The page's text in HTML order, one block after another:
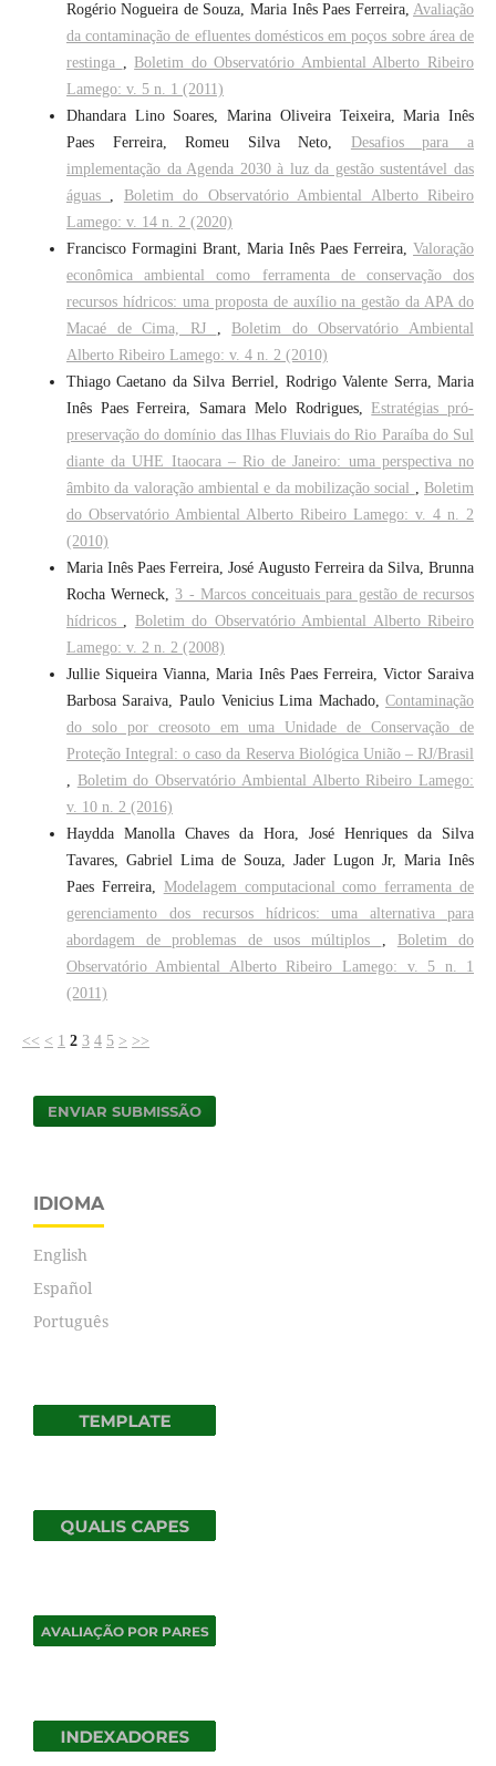
Rogério Nogueira de Souza, Maria Inês Paes Ferreira,Avaliação
da contaminação de efluentes domésticos em poços sobre área de
restinga , Boletim do Observatório Ambiental Alberto Ribeiro
Lamego: v. 5 n. 1 (2011)
Dhandara Lino Soares, Marina Oliveira Teixeira, Maria Inês
Paes Ferreira, Romeu Silva Neto, Desafios para a
implementação da Agenda 2030 à luz da gestão sustentável das
águas , Boletim do Observatório Ambiental Alberto Ribeiro
Lamego: v. 14 n. 2 (2020)
Francisco Formagini Brant, Maria Inês Paes Ferreira,Valoração
econômica ambiental como ferramenta de conservação dos
recursos hídricos: uma proposta de auxílio na gestão da APA do
Macaé de Cima, RJ , Boletim do Observatório Ambiental
Alberto Ribeiro Lamego: v. 4 n. 2 (2010)
Thiago Caetano da Silva Berriel, Rodrigo Valente Serra, Maria
Inês Paes Ferreira, Samara Melo Rodrigues, Estratégias pró-
preservação do domínio das Ilhas Fluviais do Rio Paraíba do Sul
diante da UHE Itaocara – Rio de Janeiro: uma perspectiva no
âmbito da valoração ambiental e da mobilização social , Boletim
do Observatório Ambiental Alberto Ribeiro Lamego: v. 4 n. 2
(2010)
Maria Inês Paes Ferreira, José Augusto Ferreira da Silva, Brunna
Rocha Werneck,3 - Marcos conceituais para gestão de recursos
hídricos , Boletim do Observatório Ambiental Alberto Ribeiro
Lamego: v. 2 n. 2 (2008)
Jullie Siqueira Vianna, Maria Inês Paes Ferreira, Victor Saraiva
Barbosa Saraiva, Paulo Venicius Lima Machado,Contaminação
do solo por creosoto em uma Unidade de Conservação de
Proteção Integral: o caso da Reserva Biológica União – RJ/Brasil
, Boletim do Observatório Ambiental Alberto Ribeiro Lamego:
v. 10 n. 2 (2016)
Haydda Manolla Chaves da Hora, José Henriques da Silva
Tavares, Gabriel Lima de Souza, Jader Lugon Jr, Maria Inês
Paes Ferreira, Modelagem computacional como ferramenta de
gerenciamento dos recursos hídricos: uma alternativa para
abordagem de problemas de usos múltiplos , Boletim do
Observatório Ambiental Alberto Ribeiro Lamego: v. 5 n. 1
(2011)
<< < 1 2 3 4 5 > >>
ENVIAR SUBMISSÃO
IDIOMA
English
Español
Português